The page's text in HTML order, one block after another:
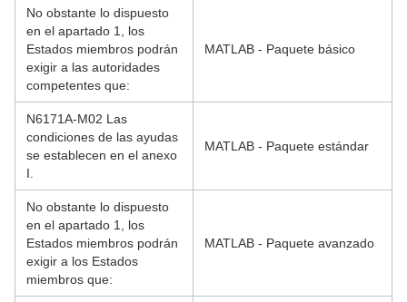
No obstante lo dispuesto
en el apartado 1, los
Estados miembros podrán
exigir a las autoridades
competentes que:
MATLAB - Paquete básico
N6171A-M02 Las
condiciones de las ayudas
se establecen en el anexo
I.
MATLAB - Paquete estándar
No obstante lo dispuesto
en el apartado 1, los
Estados miembros podrán
exigir a los Estados
miembros que:
MATLAB - Paquete avanzado